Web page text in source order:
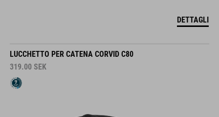
DETTAGLI
LUCCHETTO PER CATENA CORVID C80
319.00 SEK